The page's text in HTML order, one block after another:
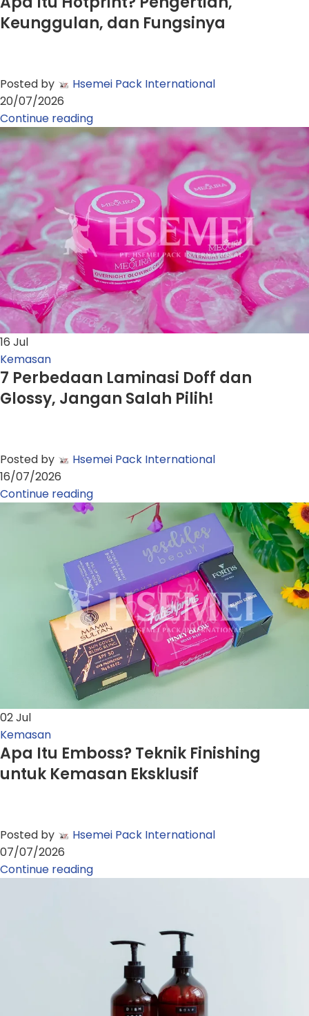
Keunggulan, dan Fungsinya
Posted by
Hsemei Pack International
20/07/2026
Continue reading
16 Jul
Kemasan
7 Perbedaan Laminasi Doff dan
Glossy, Jangan Salah Pilih!
Posted by
Hsemei Pack International
16/07/2026
Continue reading
02Jul
Kemasan
Apa Itu Emboss? Teknik Finishing
untuk Kemasan Eksklusif
Posted by
Hsemei Pack International
07/07/2026
Continue reading